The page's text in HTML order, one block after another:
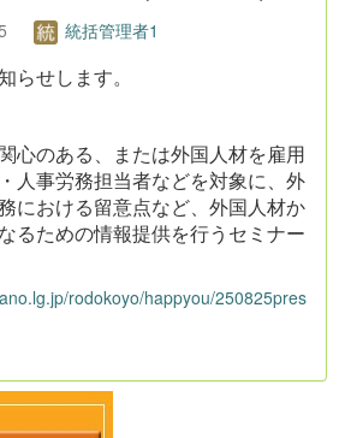
統括管理者1
らせします。
心のある、または外国人材を雇用
人事労務担当者などを対象に、外
における留意点など、外国人材か
るための情報提供を行うセミナー
rodokoyo/happyou/250825pres